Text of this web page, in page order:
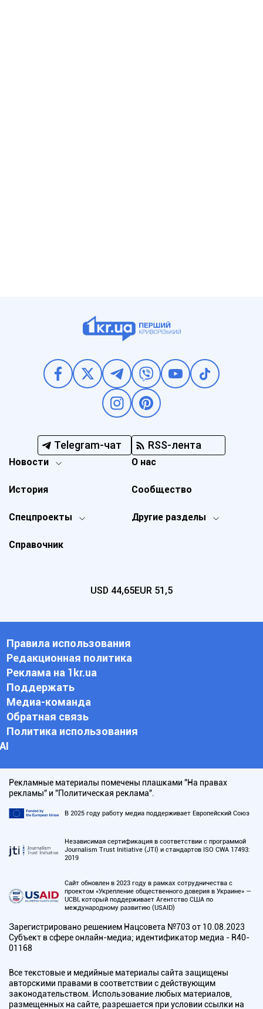
Telegram-чат RSS-лента
Новости
Спецпроекты Другие разделы
История
О нас
Справочник
Сообщество
USD 44,65EUR 51,5
Правила использования
Редакционная политика
Реклама на 1kr.ua
Поддержать
Медиа-команда
Обратная связь
Политика использования
АI
Рекламные материалы помечены плашками "На правах
рекламы" и "Политическая реклама".
В 2025 году работу медиа поддерживает Европейский Союз
Независимая сертификация в соответствии с программой
Journalism Trust Initiative (JTI) и стандартов ISO CWA 17493:
2019
Сайт обновлен в 2023 году в рамках сотрудничества с
проектом «Укрепление общественного доверия в Украине» —
UCBI, который поддерживает Агентство США по
международному развитию (USAID)
Зарегистрировано решением Нацсовета №703 от 10.08.2023
Субъект в сфере онлайн-медиа; идентификатор медиа - R40-
01168
Все текстовые и медийные материалы сайта защищены
авторскими правами в соответствии с действующим
законодательством. Использование любых материалов,
размещенных на сайте, разрешается при условии ссылки на